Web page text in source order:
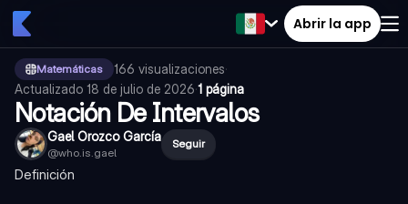
Abrir la app
Matemáticas 166 visualizaciones·
Actualizado 18 de julio de 2026·1 página
Notación De Intervalos
Gael Orozco García
@who.is.gael
Seguir
Definición